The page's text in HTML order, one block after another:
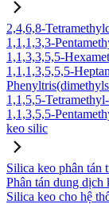
2,4,6,8-
1,1,1,3,3-
1,1,3,3,5,5-
1,1,1,3,5,5,5-
1,1,5,5-
1,1,3,5,5-
keo silic
Silica keo phân
Phân tán dung
Silica keo cho hệ